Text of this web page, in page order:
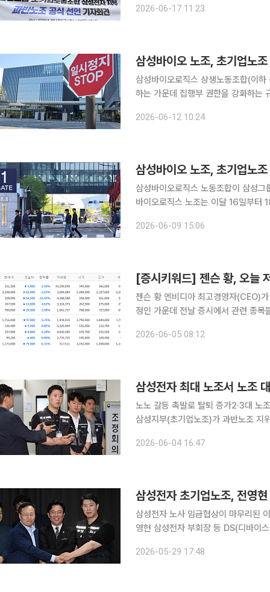
2026-06-17 11:23
삼성바이오 노조, 초기업노
삼성바이오로직스 상생노동조합(이
하는 가운데 집행부 권한을 강화하는
2026-06-12 10:24
삼성바이오 노조, 초기업노
삼성바이오로직스 노동조합이 삼성그룹 초기업
바이오로직스 노조는 이달 16일부터
2026-06-09 15:06
젠슨 황 엔비디아 최고경영자(CEO)
정인 가운데 전날 증시에서 관련 종
스, LG전자, NAVER, 현대차 등이 이
2026-06-05 08:12
삼성전자 최대 노조서 노조
노노 갈등 촉발로 탈퇴 증가2·3대 노조 규모 커져 삼성전자 최대 노조인
삼성지부(초기업노조)가 과반노조 지
다. 4일 업계에 따르면 초기업노조
2026-06-04 16:47
삼성전자 노사 임금협상이 마무리된
영현 삼성전자 부회장 등 DS(디바이
2026-05-29 17:48